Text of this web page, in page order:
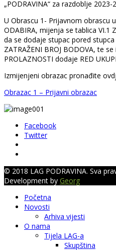
„PODRAVINA“ za razdoblje 2023-
U Obrascu 1- Prijavnom obrascu u
ODABIRA, mijenja se tablica VI.1
da se dodaje stupac pored
ZATRAŽENI BROJ BODOVA, te
PROLAZNOSTI dodaje RED
Izmijenjeni obrazac pronađite
Obrazac 1 – Prijavni obrazac
Facebook
Twitter
© 2018 LAG PODRAVINA. Sva
Development by Georg
Početna
Novosti
Arhiva vijesti
O nama
Tijela LAG-a
Skupština